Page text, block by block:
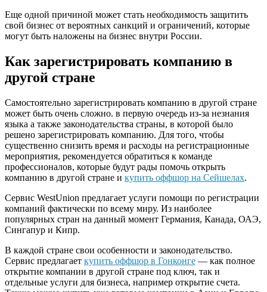
Еще одной причиной может стать необходимость защитить
свой бизнес от вероятных санкций и ограничений, которые
могут быть наложены на бизнес внутри России.
Как зарегистрировать компанию в
другой стране
Самостоятельно зарегистрировать компанию в другой стране
может быть очень сложно. в первую очередь из-за незнания
языка а также законодательства страны, в которой было
решено зарегистрировать компанию. Для того, чтобы
существенно снизить время и расходы на регистрационные
мероприятия, рекомендуется обратиться к команде
профессионалов, которые будут рады помочь открыть
компанию в другой стране и купить оффшор на Сейшелах.
Сервис WestUnion предлагает услуги помощи по регистрации
компаний фактически по всему миру. Из наиболее
популярных стран на данный момент Германия, Канада, ОАЭ,
Сингапур и Кипр.
В каждой стране свои особенности и законодательство.
Сервис предлагает купить оффшор в Гонконге — как полное
открытие компании в другой стране под ключ, так и
отдельные услуги для бизнеса, например открытие счета.